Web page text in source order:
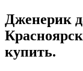
Дженерик
купить.